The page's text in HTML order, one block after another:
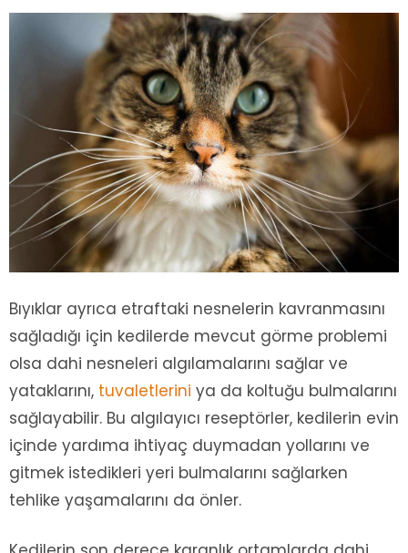
Bıyıklar ayrıca etraftaki nesnelerin kavranmasını
sağladığı için kedilerde mevcut görme problemi
olsa dahi nesneleri algılamalarını sağlar ve
yataklarını, tuvaletlerini ya da koltuğu bulmalarını
sağlayabilir. Bu algılayıcı reseptörler, kedilerin evin
içinde yardıma ihtiyaç duymadan yollarını ve
gitmek istedikleri yeri bulmalarını sağlarken
tehlike yaşamalarını da önler.